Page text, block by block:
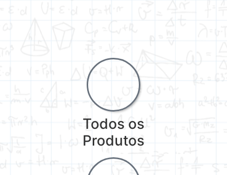
Todos os
Produtos